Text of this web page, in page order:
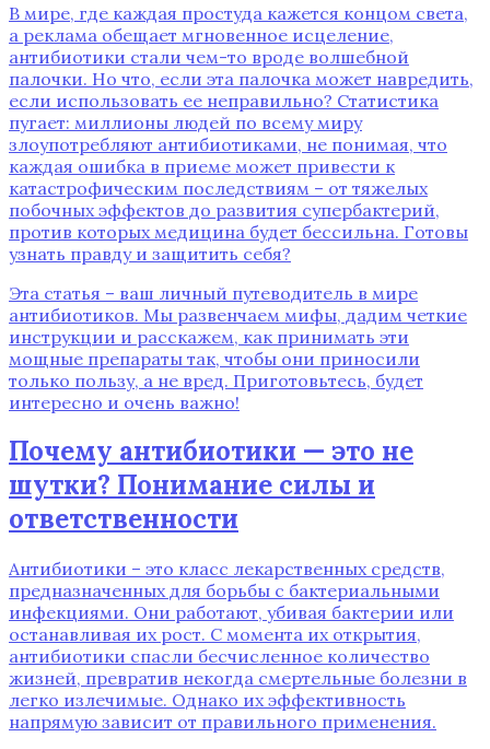
В мире‚ где каждая простуда кажется концом света‚
а реклама обещает мгновенное исцеление‚
антибиотики стали чем-то вроде волшебной
палочки. Но что‚ если эта палочка может навредить‚
если использовать ее неправильно? Статистика
пугает: миллионы людей по всему миру
злоупотребляют антибиотиками‚ не понимая‚ что
каждая ошибка в приеме может привести к
катастрофическим последствиям – от тяжелых
побочных эффектов до развития супербактерий‚
против которых медицина будет бессильна. Готовы
узнать правду и защитить себя?
Эта статья – ваш личный путеводитель в мире
антибиотиков. Мы развенчаем мифы‚ дадим четкие
инструкции и расскажем‚ как принимать эти
мощные препараты так‚ чтобы они приносили
только пользу‚ а не вред. Приготовьтесь‚ будет
интересно и очень важно!
Почему антибиотики — это не
шутки? Понимание силы и
ответственности
Антибиотики – это класс лекарственных средств‚
предназначенных для борьбы с бактериальными
инфекциями. Они работают‚ убивая бактерии или
останавливая их рост. С момента их открытия‚
антибиотики спасли бесчисленное количество
жизней‚ превратив некогда смертельные болезни в
легко излечимые. Однако их эффективность
напрямую зависит от правильного применения.